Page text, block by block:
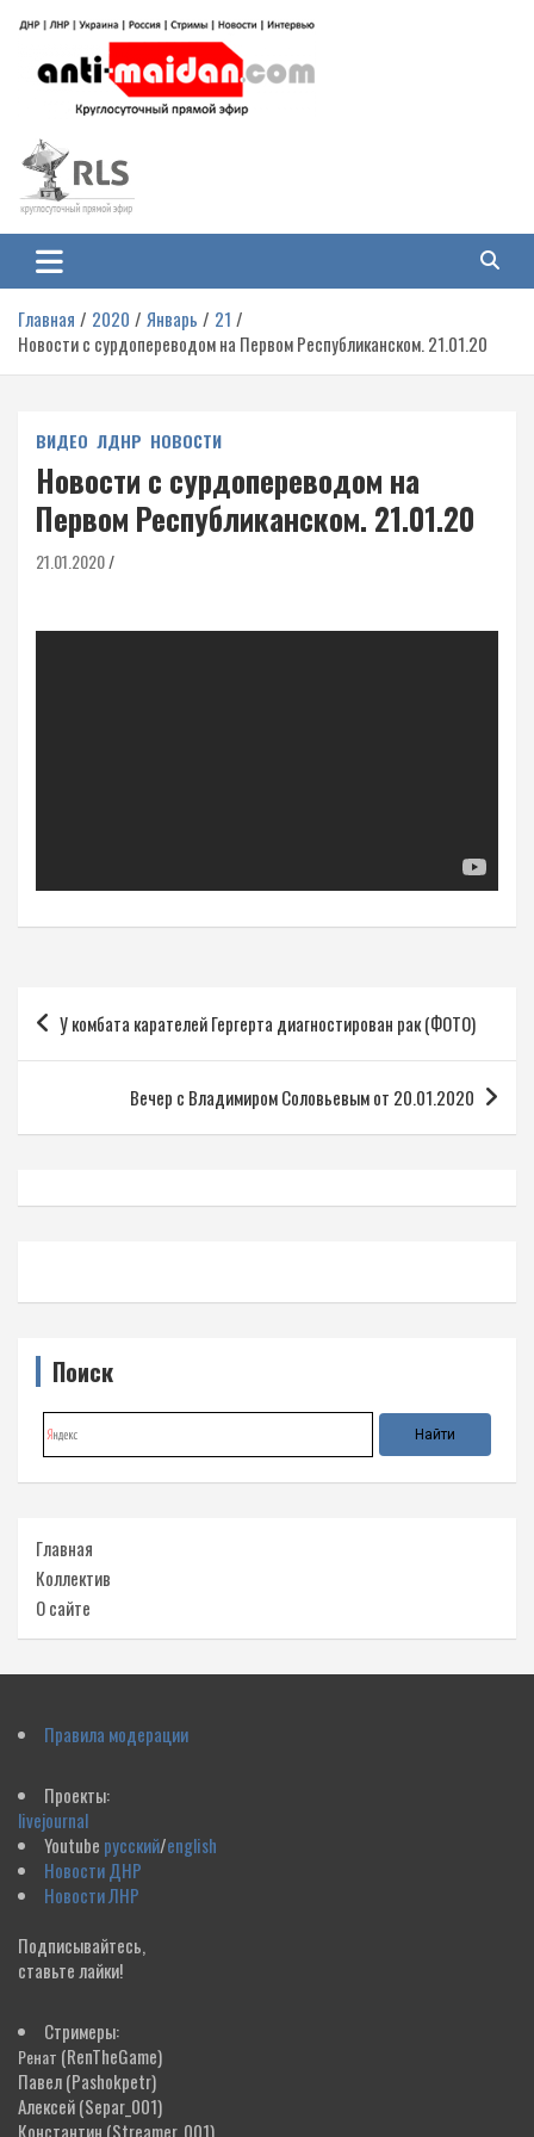
содержимому
Антимайдан: Гражданская война
на Украине
гражданской войне на Украине, включая события в Новороссии, ДНР,
ЛНР и других регионах.
Главная 2020 Январь
21
Новости с сурдопереводом на Первом Республиканском. 21.01.20
ВИДЕО ЛДНР НОВОСТИ
Новости с сурдопереводом на
Первом Республиканском. 21.01.20
21.01.2020
Навигация
по У комбата карателей Гергерта диагностирован рак (ФОТО)
Вечер с Владимиром Соловьевым от 20.01.2020
Поиск
Главная
Коллектив
О сайте
Правила модерации
Проекты:
livejournal
Youtube русский/english
Новости ДНР
Новости ЛНР
Подписывайтесь,
ставьте лайки!
Стримеры:
Ренат (RenTheGame)
Павел(Pashokpetr)
Алексей(Separ_001)
Константин (Streamer_001)